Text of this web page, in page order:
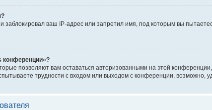
ваш IP-адрес или запретил имя, под которым вы
конференции»?
позволяют вам оставаться авторизованными на этой
трудности с входом или выходом с конференции, возможно,